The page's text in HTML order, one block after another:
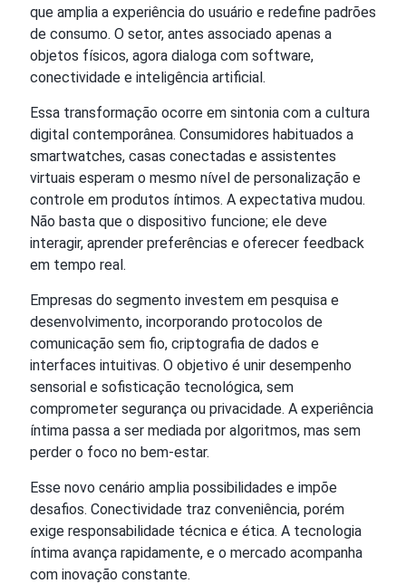
que amplia a experiência do usuário e redefine padrões
de consumo. O setor, antes associado apenas a
objetos físicos, agora dialoga com software,
conectividade e inteligência artificial.
Essa transformação ocorre em sintonia com a cultura
digital contemporânea. Consumidores habituados a
smartwatches, casas conectadas e assistentes
virtuais esperam o mesmo nível de personalização e
controle em produtos íntimos. A expectativa mudou.
Não basta que o dispositivo funcione; ele deve
interagir, aprender preferências e oferecer feedback
em tempo real.
Empresas do segmento investem em pesquisa e
desenvolvimento, incorporando protocolos de
comunicação sem fio, criptografia de dados e
interfaces intuitivas. O objetivo é unir desempenho
sensorial e sofisticação tecnológica, sem
comprometer segurança ou privacidade. A experiência
íntima passa a ser mediada por algoritmos, mas sem
perder o foco no bem-estar.
Esse novo cenário amplia possibilidades e impõe
desafios. Conectividade traz conveniência, porém
exige responsabilidade técnica e ética. A tecnologia
íntima avança rapidamente, e o mercado acompanha
com inovação constante.